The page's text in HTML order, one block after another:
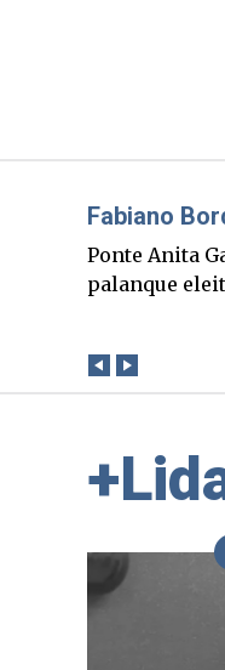
Misael Elias
O Boato
que a